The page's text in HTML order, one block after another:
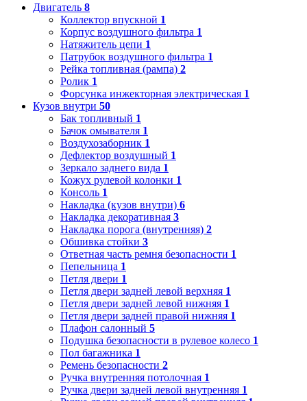
Двигатель 8
Коллектор впускной 1
Корпус воздушного фильтра 1
Натяжитель цепи 1
Патрубок воздушного фильтра 1
Рейка топливная (рампа) 2
Ролик 1
Форсунка инжекторная электрическая 1
Кузов внутри 50
Бак топливный 1
Бачок омывателя 1
Воздухозаборник 1
Дефлектор воздушный 1
Зеркало заднего вида 1
Кожух рулевой колонки 1
Консоль 1
Накладка (кузов внутри) 6
Накладка декоративная 3
Накладка порога (внутренняя) 2
Обшивка стойки 3
Ответная часть ремня безопасности 1
Пепельница 1
Петля двери 1
Петля двери задней левой верхняя 1
Петля двери задней левой нижняя 1
Петля двери задней правой нижняя 1
Плафон салонный 5
Подушка безопасности в рулевое колесо 1
Пол багажника 1
Ремень безопасности 2
Ручка внутренняя потолочная 1
Ручка двери задней левой внутренняя 1